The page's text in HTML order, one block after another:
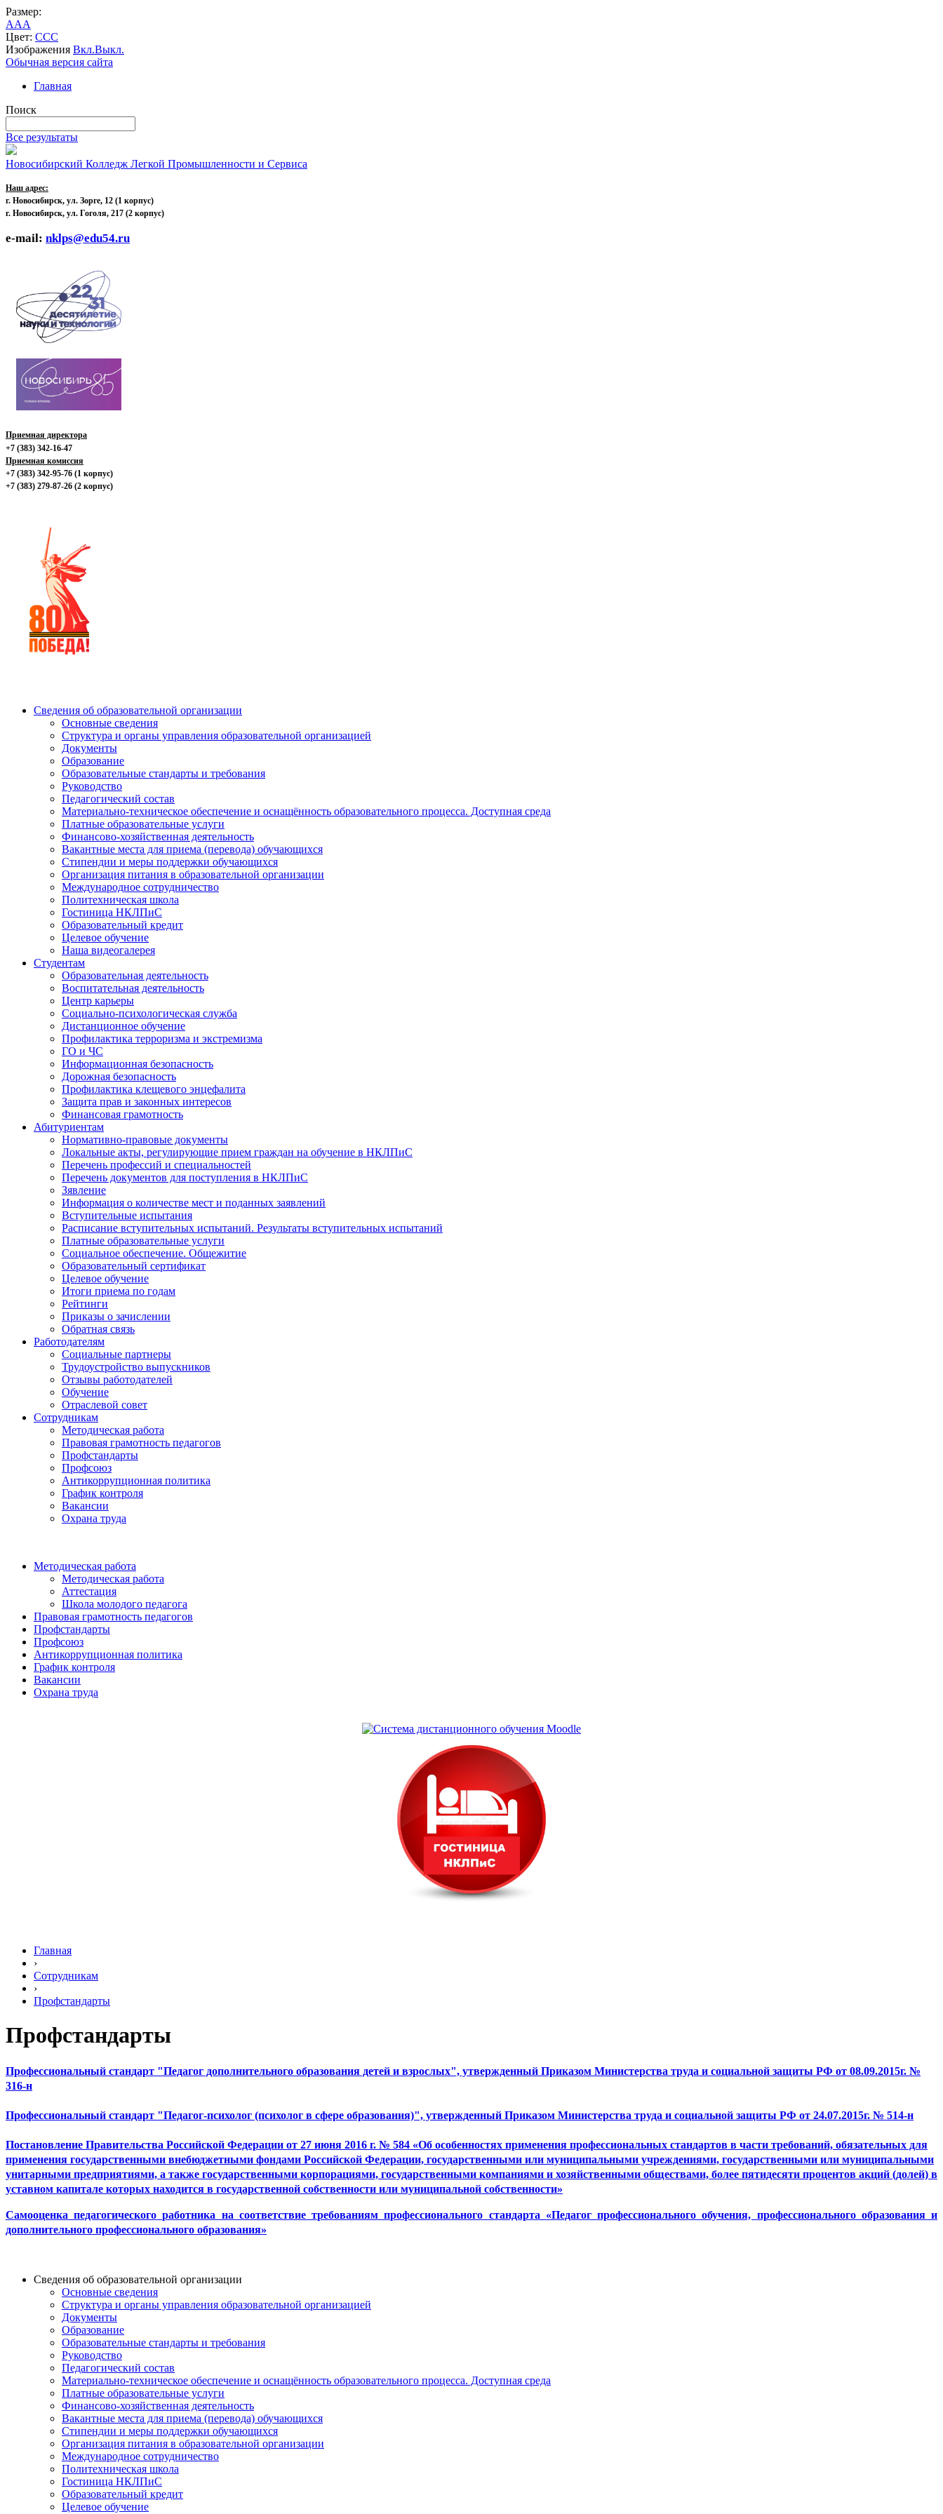
Размер:
AAA
Цвет: CCC
Изображения Вкл.Выкл.
Обычная версия сайта
Главная
Поиск
Все результаты
Новосибирский Колледж Легкой Промышленности и Сервиса
Наш адрес:
г. Новосибирск, ул. Зорге, 12 (1 корпус)
г. Новосибирск, ул. Гоголя, 217 (2 корпус)
e-mail: nklps@edu54.ru
Приемная директора
+7 (383) 342-16-47
Приемная комиссия
+7 (383) 342-95-76 (1 корпус)
+7 (383) 279-87-26 (2 корпус)
Сведения об образовательной организации
Основные сведения
Структура и органы управления образовательной организацией
Документы
Образование
Образовательные стандарты и требования
Руководство
Педагогический состав
Материально-техническое обеспечение и оснащённость образовательного процесса. Доступная среда
Платные образовательные услуги
Финансово-хозяйственная деятельность
Вакантные места для приема (перевода) обучающихся
Стипендии и меры поддержки обучающихся
Организация питания в образовательной организации
Международное сотрудничество
Политехническая школа
Гостиница НКЛПиС
Образовательный кредит
Целевое обучение
Наша видеогалерея
Студентам
Образовательная деятельность
Воспитательная деятельность
Центр карьеры
Социально-психологическая служба
Дистанционное обучение
Профилактика терроризма и экстремизма
ГО и ЧС
Информационная безопасность
Дорожная безопасность
Профилактика клещевого энцефалита
Защита прав и законных интересов
Финансовая грамотность
Абитуриентам
Нормативно-правовые документы
Локальные акты, регулирующие прием граждан на обучение в НКЛПиС
Перечень профессий и специальностей
Перечень документов для поступления в НКЛПиС
Зявление
Информация о количестве мест и поданных заявлений
Вступительные испытания
Расписание вступительных испытаний. Результаты вступительных испытаний
Платные образовательные услуги
Социальное обеспечение. Общежитие
Образовательный сертификат
Целевое обучение
Итоги приема по годам
Рейтинги
Приказы о зачислении
Обратная связь
Работодателям
Социальные партнеры
Трудоустройство выпускников
Отзывы работодателей
Обучение
Отраслевой совет
Сотрудникам
Методическая работа
Правовая грамотность педагогов
Профстандарты
Профсоюз
Антикоррупционная политика
График контроля
Вакансии
Охрана труда
Методическая работа
Методическая работа
Аттестация
Школа молодого педагога
Правовая грамотность педагогов
Профстандарты
Профсоюз
Антикоррупционная политика
График контроля
Вакансии
Охрана труда
Главная
›
Сотрудникам
›
Профстандарты
Профстандарты
Профессиональный стандарт "Педагог дополнительного образования детей и взрослых", утвержденный Приказом Министерства труда и социальной защиты РФ от 08.09.2015г. №
316-н
Профессиональный стандарт "Педагог-психолог (психолог в сфере образования)", утвержденный Приказом Министерства труда и социальной защиты РФ от 24.07.2015г. № 514-н
Постановление Правительства Российской Федерации от 27 июня 2016 г. № 584 «Об особенностях применения профессиональных стандартов в части требований, обязательных для
применения государственными внебюджетными фондами Российской Федерации, государственными или муниципальными учреждениями, государственными или муниципальными
унитарными предприятиями, а также государственными корпорациями, государственными компаниями и хозяйственными обществами, более пятидесяти процентов акций (долей) в
уставном капитале которых находится в государственной собственности или муниципальной собственности»
Самооценка педагогического работника на соответствие требованиям профессионального стандарта «Педагог профессионального обучения, профессионального образования и
дополнительного профессионального образования»
Сведения об образовательной организации
Основные сведения
Структура и органы управления образовательной организацией
Документы
Образование
Образовательные стандарты и требования
Руководство
Педагогический состав
Материально-техническое обеспечение и оснащённость образовательного процесса. Доступная среда
Платные образовательные услуги
Финансово-хозяйственная деятельность
Вакантные места для приема (перевода) обучающихся
Стипендии и меры поддержки обучающихся
Организация питания в образовательной организации
Международное сотрудничество
Политехническая школа
Гостиница НКЛПиС
Образовательный кредит
Целевое обучение